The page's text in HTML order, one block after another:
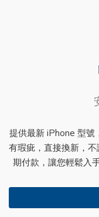
提供最新 iPhone 型號
有瑕疵，直接換新，
期付款，讓您輕鬆入